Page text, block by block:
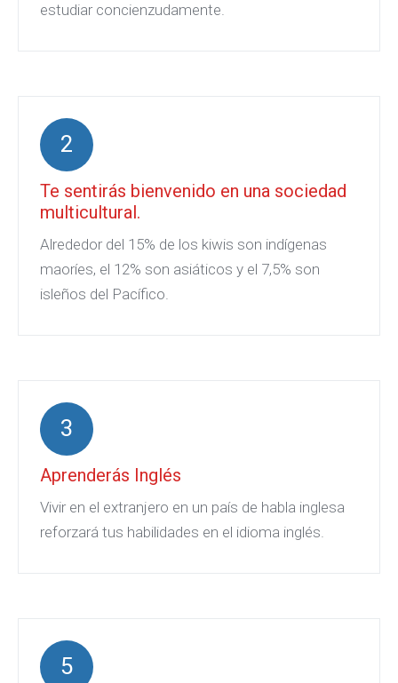
estudiar concienzudamente.
2
Te sentirás bienvenido en una sociedad
multicultural.
Alrededor del 15% de los kiwis son indígenas
maoríes, el 12% son asiáticos y el 7,5% son
isleños del Pacífico.
3
Aprenderás Inglés
Vivir en el extranjero en un país de habla inglesa
reforzará tus habilidades en el idioma inglés.
5